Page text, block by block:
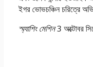
ইগর ভোভচঞ্চিন চরিত্রে
স্ম্যাশিং মেশিন3 অক্টোবর